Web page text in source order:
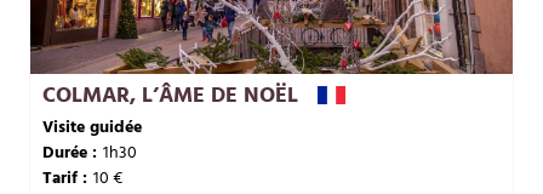
COLMAR, L’ÂME DE NOËL
Visite guidée
Durée : 1h30
Tarif : 10€